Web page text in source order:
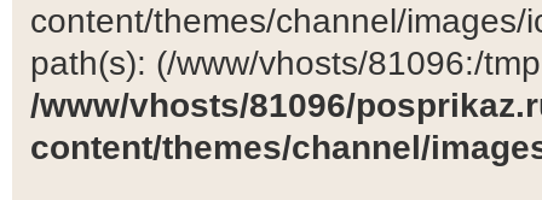
content/themes/channel/
path(s): (/www/vhosts/81096:/
/www/vhosts/81096/
content/themes/channel/